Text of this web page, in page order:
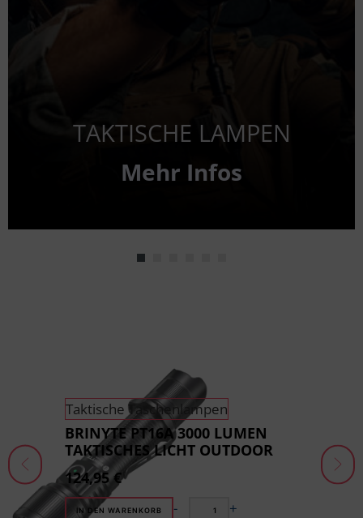
Mehr
Taktische Taschenlampen
BRINYTE PT16A 3000 LUMEN
TAKTISCHES LICHT OUTDOOR
124,95€
- +
IN DEN WARENKORB